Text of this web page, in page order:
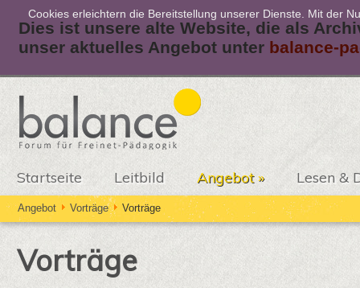
Dies ist unsere alte Website, die als
unser aktuelles Angebot unter balance-
Startseite Leitbild Angebot» Lesen &
Angebot Vorträge Vorträge
Vorträge
Cookies erleichtern die Bereitstellung unserer Dienste. Mit der